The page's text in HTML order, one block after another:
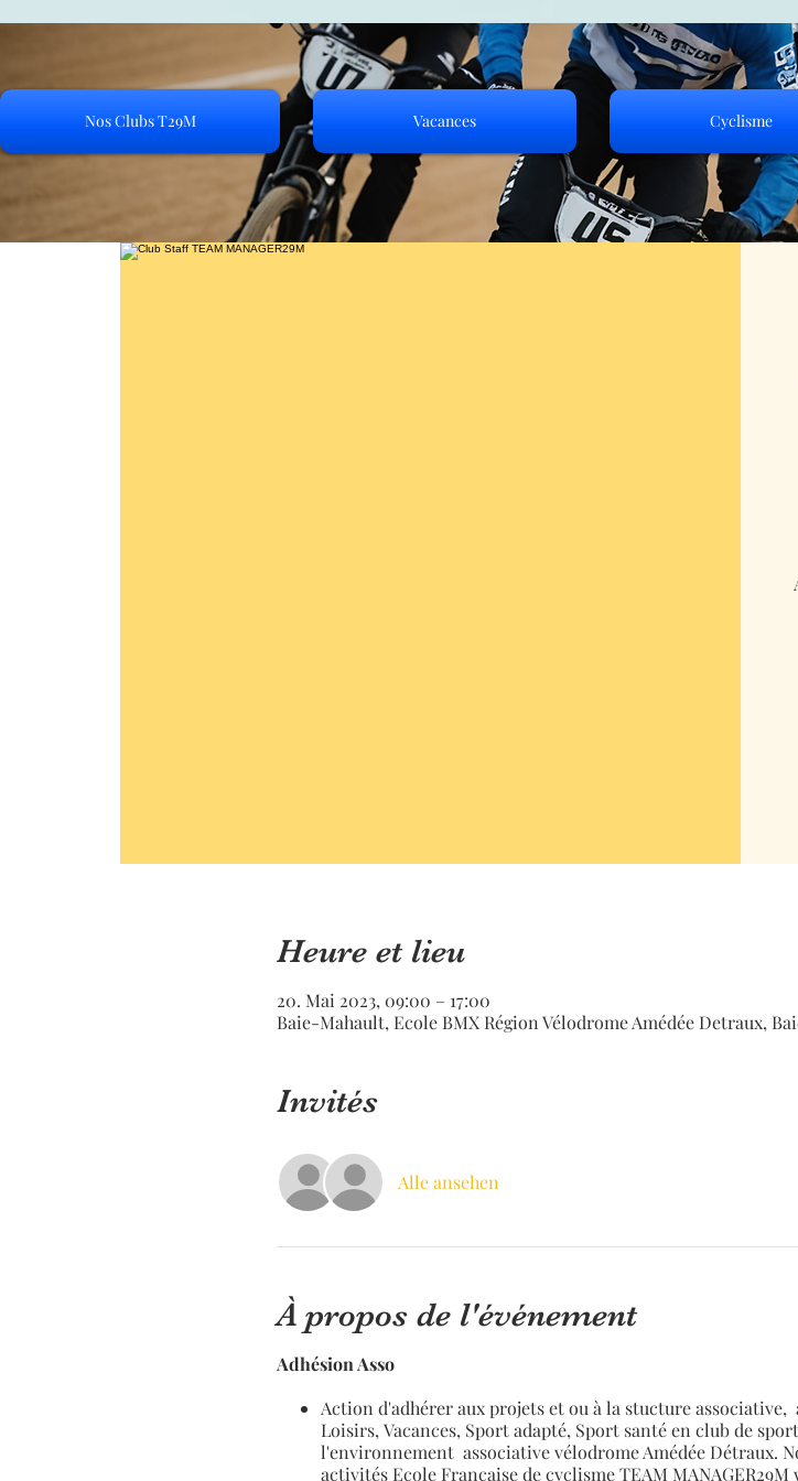
Nos Clubs T29M Vacances Cyclisme
Heure et lieu
20. Mai 2023, 09:00 – 17:00
Baie-Mahault, Ecole BMX Région Vélodrome Amédée Detraux,
Invités
Alle ansehen
À propos de l'événement
Adhésion Asso
Action d'adhérer aux projets et ou à la stucture
Loisirs, Vacances, Sport adapté, Sport santé en club de
l'environnement associative vélodrome Amédée Détraux.
activités Ecole Française de cyclisme TEAM